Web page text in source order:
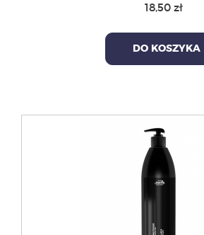
18,50 zł
DO KOSZYKA